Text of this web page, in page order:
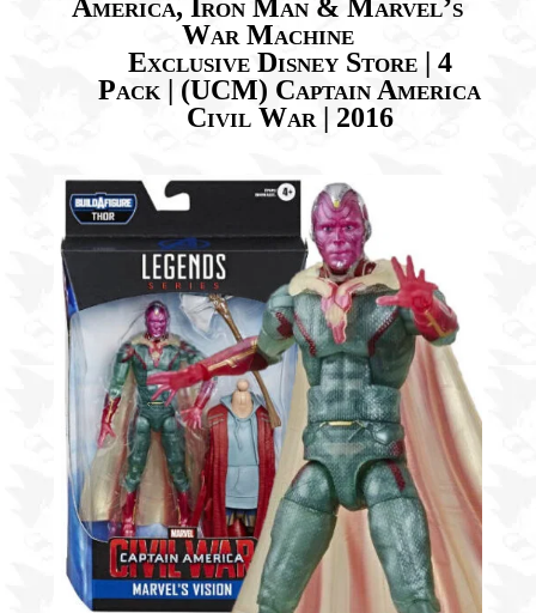
America, Iron Man & Marvel’s
War Machine
Exclusive Disney Store | 4
Pack | (UCM) Captain America
Civil War | 2016